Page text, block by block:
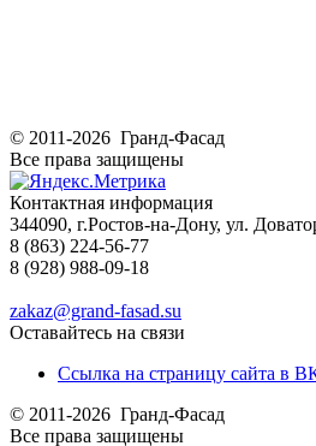
© 2011-2026 Гранд-Фасад
Все права защищены
Контактная информация
344090, г.Ростов-на-Дону, ул.
8 (863) 224-56-77
8 (928) 988-09-18
zakaz@grand-fasad.su
Оставайтесь на связи
Ссылка на страницу сайта в
© 2011-2026 Гранд-Фасад
Все права защищены